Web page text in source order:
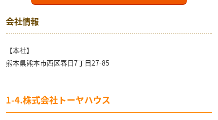
会社情報
【本社】
熊本県熊本市西区春日7丁目27-85
1-4.株式会社トーヤハウス